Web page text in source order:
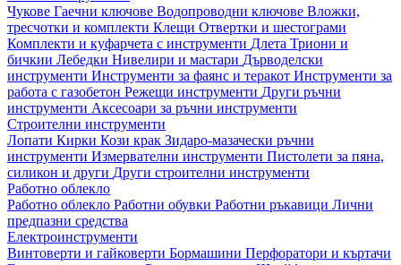
Чукове Гаечни ключове Водопроводни ключове Вложки,
тресчотки и комплекти Клещи Отвертки и шестограми
Комплекти и куфарчета с инструменти Длета Триони и
бичкии Лебедки Нивелири и мастари Дърводелски
инструменти Инструменти за фаянс и теракот Инструменти за
работа с газобетон Режещи инструменти Други ръчни
инструменти Аксесоари за ръчни инструменти
Строителни инструменти
Лопати Кирки Кози крак Зидаро-мазачески ръчни
инструменти Измервателни инструменти Пистолети за пяна,
силикон и други Други строителни инструменти
Работно облекло
Работно облекло Работни обувки Работни ръкавици Лични
предпазни средства
Електроинструменти
Винтоверти и гайковерти Бормашини Перфоратори и къртачи